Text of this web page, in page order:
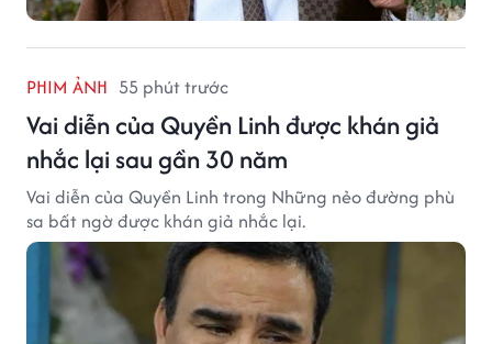
PHIM ẢNH 55 phút trước
Vai diễn của Quyền Linh được khán giả
nhắc lại sau gần 30 năm
Vai diễn của Quyền Linh trong Những nẻo đường phù
sa bất ngờ được khán giả nhắc lại.